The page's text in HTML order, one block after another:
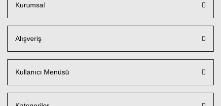
Kurumsal
Alışveriş
Kullanıcı Menüsü